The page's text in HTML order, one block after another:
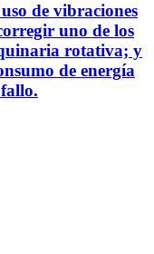
de vibraciones
uno de los
rotativa; y
de energía